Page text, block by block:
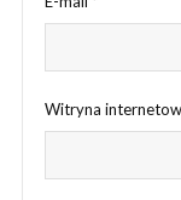
Witryna